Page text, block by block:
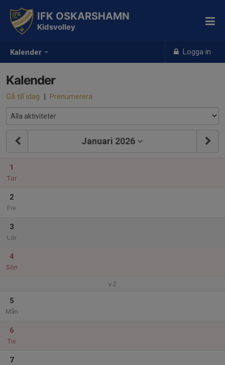
Kalender Logga in
IFK OSKARSHAMN
Kidsvolley
Kalender
Gå till idag | Prenumerera
Januari 2026
1
Tor
2
Fre
3
Lör
4
Sön
v.2
5
Mån
6
Tis
7